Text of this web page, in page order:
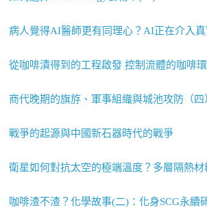
病人覺得AI醫師更有同理心？AI正在介入真
從咖啡漬得到的工程啟發 控制流體的咖啡
商代晚期的旗斿、軍事組織與城池攻防（四
戰爭的起源與中國新石器時代的戰爭
衛星如何對抗太空的極端溫度？多層隔熱材
咖啡渣不渣？化學故事(二)：化身SCG永續